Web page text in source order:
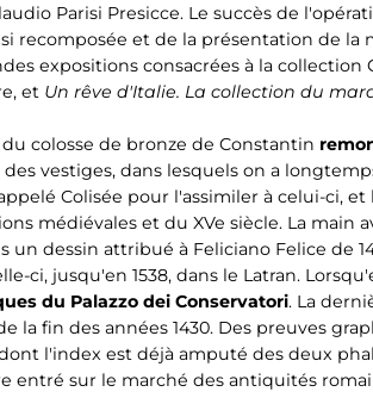
Parisi Presicce. Le succès de
recomposée et de la présentation de la
expositions consacrées à la collection
et Un rêve d'Italie. La collection du
colosse de bronze de Constantin
vestiges, dans lesquels on a
Colisée pour l'assimiler à celui-ci,
médiévales et du XVe siècle. La main
un dessin attribué à Feliciano Felice de
ci, jusqu'en 1538, dans le Latran.
du Palazzo dei Conservatori. La
la fin des années 1430. Des preuves
l'index est déjà amputé des deux
entré sur le marché des antiquités